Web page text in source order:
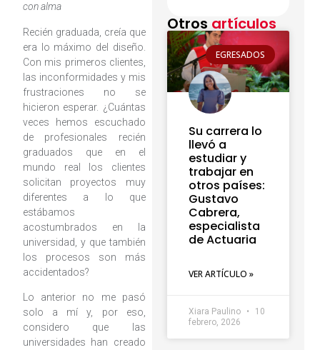
con alma
Recién graduada, creía que
era lo máximo del diseño.
Con mis primeros clientes,
las inconformidades y mis
frustraciones no se
hicieron esperar. ¿Cuántas
veces hemos escuchado
de profesionales recién
graduados que en el
mundo real los clientes
solicitan proyectos muy
diferentes a lo que
estábamos
acostumbrados en la
universidad, y que también
los procesos son más
accidentados?
Lo anterior no me pasó
solo a mí y, por eso,
considero que las
universidades han creado
Otros artículos
EGRESADOS
Su carrera lo
llevó a
estudiar y
trabajar en
otros países:
Gustavo
Cabrera,
especialista
de Actuaria
VER ARTÍCULO »
Xiara Paulino
10
febrero, 2026